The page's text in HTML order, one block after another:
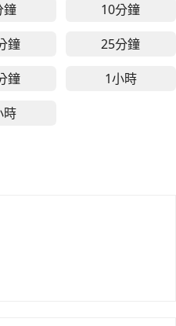
於短時間專注、快速休息與
鐘
5分鐘線上計時器 - 適用於番茄
10分鐘
10分鐘線
於學習專注、工作任務與冥
鐘
20分鐘線上計時器 - 適用於專
25分鐘
25分鐘線
於中等時長工作、學習與深
鐘
45分鐘線上計時器 - 適用於長
1小時
1小時線
於深度工作、長時間學習與
時
3小時線上計時器 - 適用於深